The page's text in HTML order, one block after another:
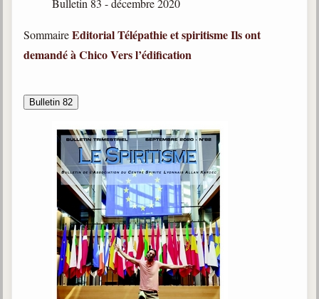
Bulletin 83 - décembre 2020
SommaireEditorialTélépathie et spiritismeIls ont
demandé à ChicoVers l’édification
Bulletin 82